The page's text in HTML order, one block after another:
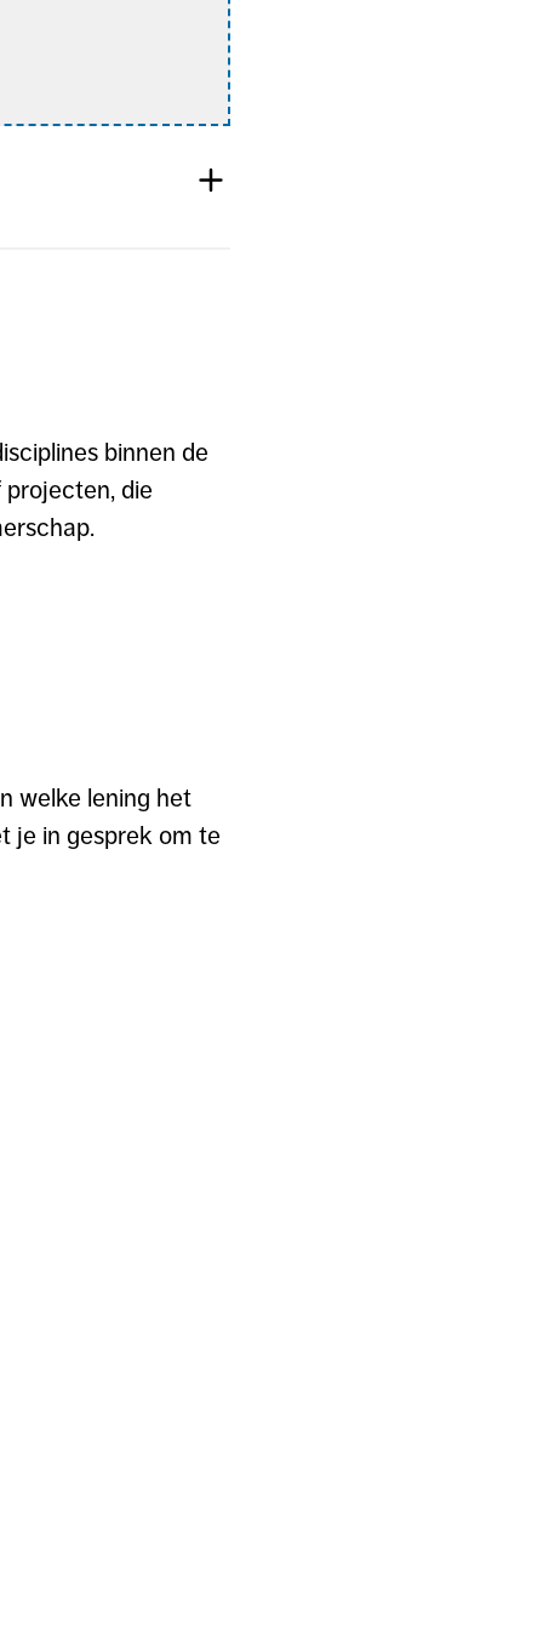
binnen de
die
welke lening het
je in gesprek om te